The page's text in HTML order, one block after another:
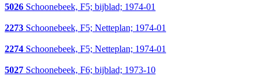
5026 Schoonebeek, F5; bijblad; 1974-01
2273 Schoonebeek, F5; Netteplan; 1974-01
2274 Schoonebeek, F5; Netteplan; 1974-01
5027 Schoonebeek, F6; bijblad; 1973-10